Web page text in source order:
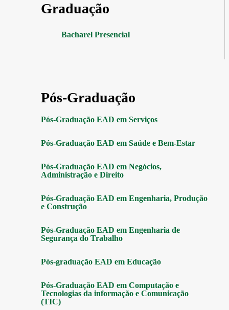
Graduação
Bacharel Presencial
Pós-Graduação
Pós-Graduação EAD em Serviços
Pós-Graduação EAD em Saúde e Bem-Estar
Pós-Graduação EAD em Negócios,
Administração e Direito
Pós-Graduação EAD em Engenharia, Produção
e Construção
Pós-Graduação EAD em Engenharia de
Segurança do Trabalho
Pós-graduação EAD em Educação
Pós-Graduação EAD em Computação e
Tecnologias da informação e Comunicação
(TIC)